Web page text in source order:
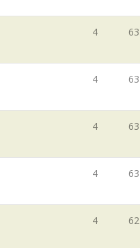
4 63
4 63
4 63
4 63
4 62